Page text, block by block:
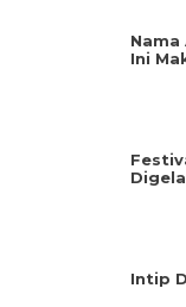
Nama
Ini
Intip